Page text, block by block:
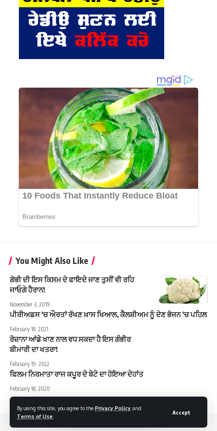
By using this site, you agree to the Privacy Policy and
Terms of Use
Accept
You Might Also Like
ਗੋਭੀ ਦੀ ਇਸ ਕਿਸਮ ਦੇ ਫਾਇਦੇ ਜਾਣ ਤੁਸੀਂ ਵੀ ਰਹਿ
ਜਾਓਗੇ ਹੈਰਾਨ!
November 3, 2019
ਪੀਰੀਅਡਸ ‘ਚ ਔਰਤਾਂ ਰੱਖਣ ਖ਼ਾਸ ਖਿਆਲ, ਕੈਲਸ਼ੀਅਮ ਨੂੰ ਦੇਣ ਭੋਜਨ ‘ਚ ਪਹਿਲ
February 18, 2021
ਰੋਜ਼ਾਨਾ ਆਂਡੇ ਖਾਣ ਨਾਲ ਵਧ ਸਕਦਾ ਹੈ ਇਸ ਗੰਭੀਰ
ਬੀਮਾਰੀ ਦਾ ਖਤਰਾ!
February 19, 2022
ਫਿਲਮ ਨਿਰਮਾਤਾ ਰਾਜ ਕਪੂਰ ਦੇ ਬੇਟੇ ਦਾ ਹੋਇਆ ਦੇਹਾਂਤ
February 18, 2020